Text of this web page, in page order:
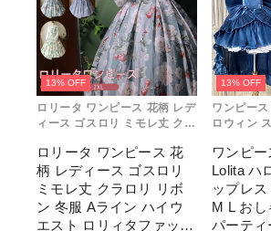
13% OFF
ロリータ ワンピース 花柄 レデ
ィース ゴスロリ ミモレ丈 クラ
ウエスト ロリィタファッショ
ン レトロ風 クラシカル 上品
かわいい 日常着 通勤 お出かけ
仮 通学
ロリータ ワンピース 花
柄 レディース ゴスロリ
ミモレ丈 クラロリ リボ
ン 冬服 Aライン ハイウ
エスト ロリィタファッシ
13% OFF
ワンピー
ロウィン
プレ パー
ディース
セス ロマ
ス
ワンピ
Lolita ハ
ップレ
M L おし
パーティ